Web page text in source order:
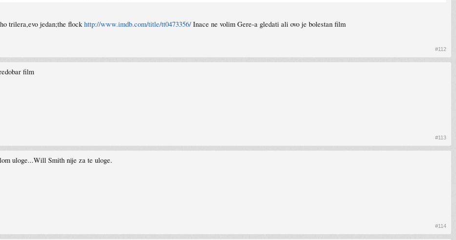
trilera,evo jedan;the flock http://www.imdb.com/title/tt0473356/ Inace ne volim Gere-a gledati ali ovo je bolestan film
#112
film
#113
uloge...Will Smith nije za te uloge.
#114